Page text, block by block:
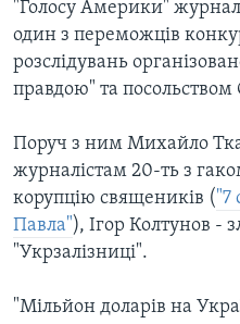
Мови
"Голосу Америки"
один з переможців
розслідувань
правдою" та
Поруч з ним Михайло
журналістам 20-ть з
корупцію священиків ("7
Павла"), Ігор Колтунов -
"Укрзалізниці".
"Мільйон доларів на